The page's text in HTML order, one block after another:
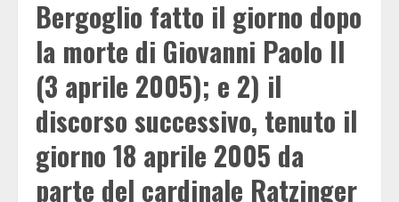
Bergoglio fatto il giorno dopo
la morte di Giovanni Paolo II
(3 aprile 2005); e 2) il
discorso successivo, tenuto il
giorno 18 aprile 2005 da
parte del cardinale Ratzinger